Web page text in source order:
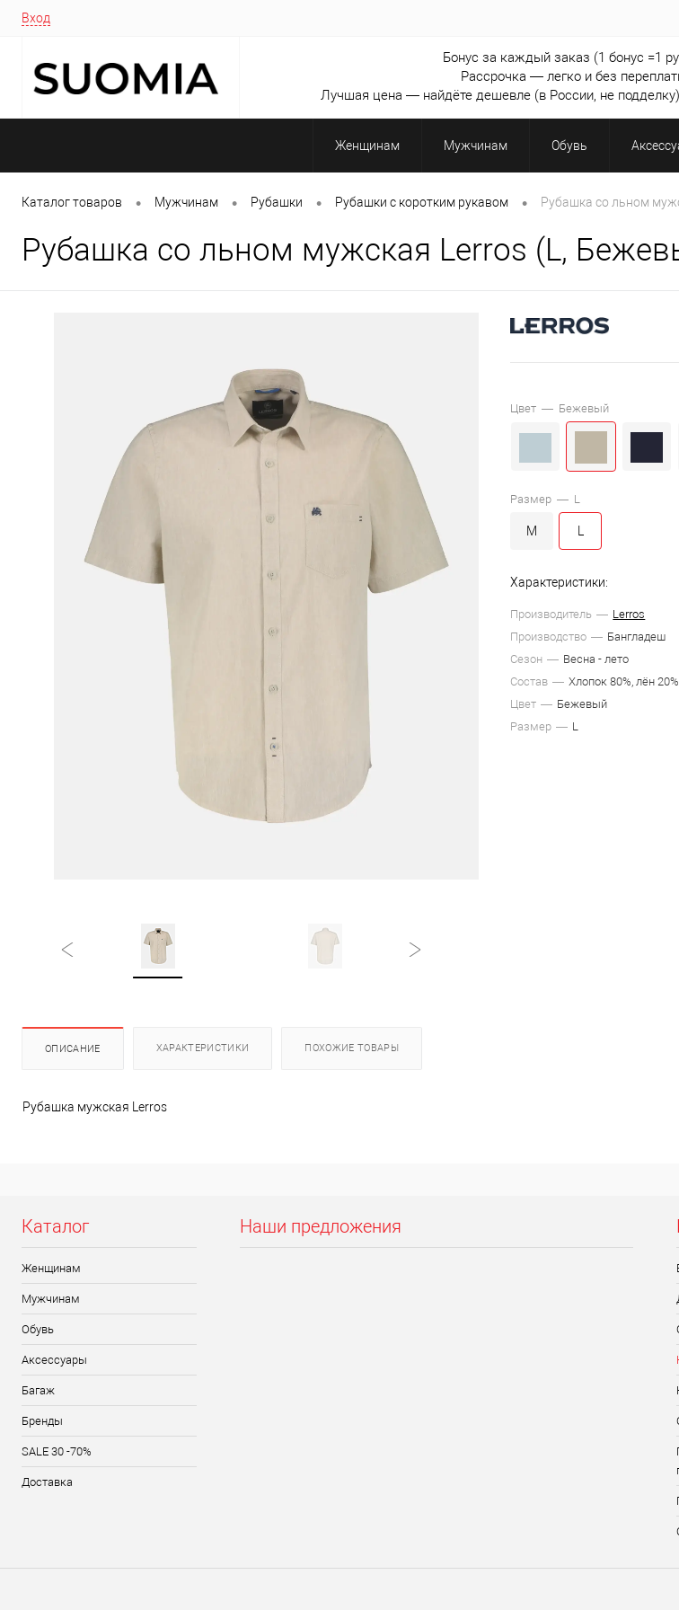
Вход
Бонус за каждый заказ (1 бонус =1
Рассрочка — легко и без
Лучшая цена — найдёте дешевле (в России, не
Женщинам Мужчинам Обувь
Каталог товаров • Мужчинам • Рубашки • Рубашки с коротким рукавом • Рубашка со льном
Рубашка со льном мужская Lerros (L,
Цвет — Бежевый
Размер — L
M
Характеристики:
Производитель
Lerros
Производство
Бангладеш
Сезон
Весна - лето
Состав
Хлопок 80%, лён 20%
Цвет
Бежевый
Размер
L
ОПИСАНИЕ ХАРАКТЕРИСТИКИ ПОХОЖИЕ ТОВАРЫ
Рубашка мужская Lerros
Каталог
Женщинам
Мужчинам
Обувь
Аксессуары
Багаж
Бренды
SALE 30 -70%
Доставка
Наши предложения